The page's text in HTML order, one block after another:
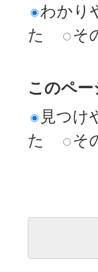
わかり
た
そ
このペ
見つけ
た
そ